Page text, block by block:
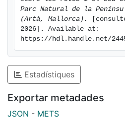
Parc Natural de la
(Artà, Mallorca).
2026]. Available at:
https://hdl.handle.net/
Estadístiques
Exportar metadades
JSON - METS